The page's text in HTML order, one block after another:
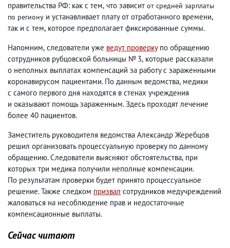
правительства РФ: как с тем, что зависит от средней зарплаты
по региону и устанавливает плату от отработанного времени,
так и с тем, которое предполагает фиксированные суммы.
Напомним, следователи уже ведут проверкупо обращению
сотрудников рубцовской больницы № 3, которые рассказали
о неполных выплатах компенсаций за работу с зараженными
коронавирусом пациентами. По данным ведомства, медики
с самого первого дня находятся в стенах учреждения
и оказывают помощь зараженным. Здесь проходят лечение
более 40 пациентов.
Заместитель руководителя ведомства Александр Жеребцов
решил организовать процессуальную проверку по данному
обращению. Следователи выясняют обстоятельства, при
которых три медика получили неполные компенсации.
По результатам проверки будет принято процессуальное
решение. Также следком призвал сотрудников медучреждений
жаловаться на несоблюдение прав и недостаточные
компенсационные выплаты.
Сейчас читают